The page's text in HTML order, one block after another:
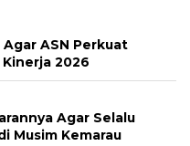
ASN Perkuat
2026
Agar Selalu
Musim Kemarau